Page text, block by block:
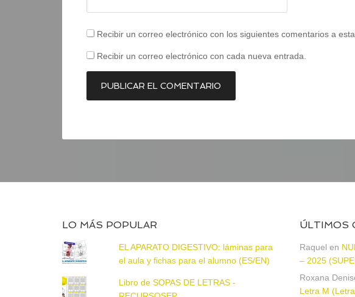
Recibir un correo electrónico con los siguientes comentarios a esta
Recibir un correo electrónico con cada nueva entrada.
LO MÁS POPULAR
EL APARATO DIGESTIVO: láminas para
el aula y fichas para el alumno (ES/EN)
Libro de SOPAS DE LETRAS -
ÚLTIMOS
Raquel en
– 2025
Roxana
Letra M